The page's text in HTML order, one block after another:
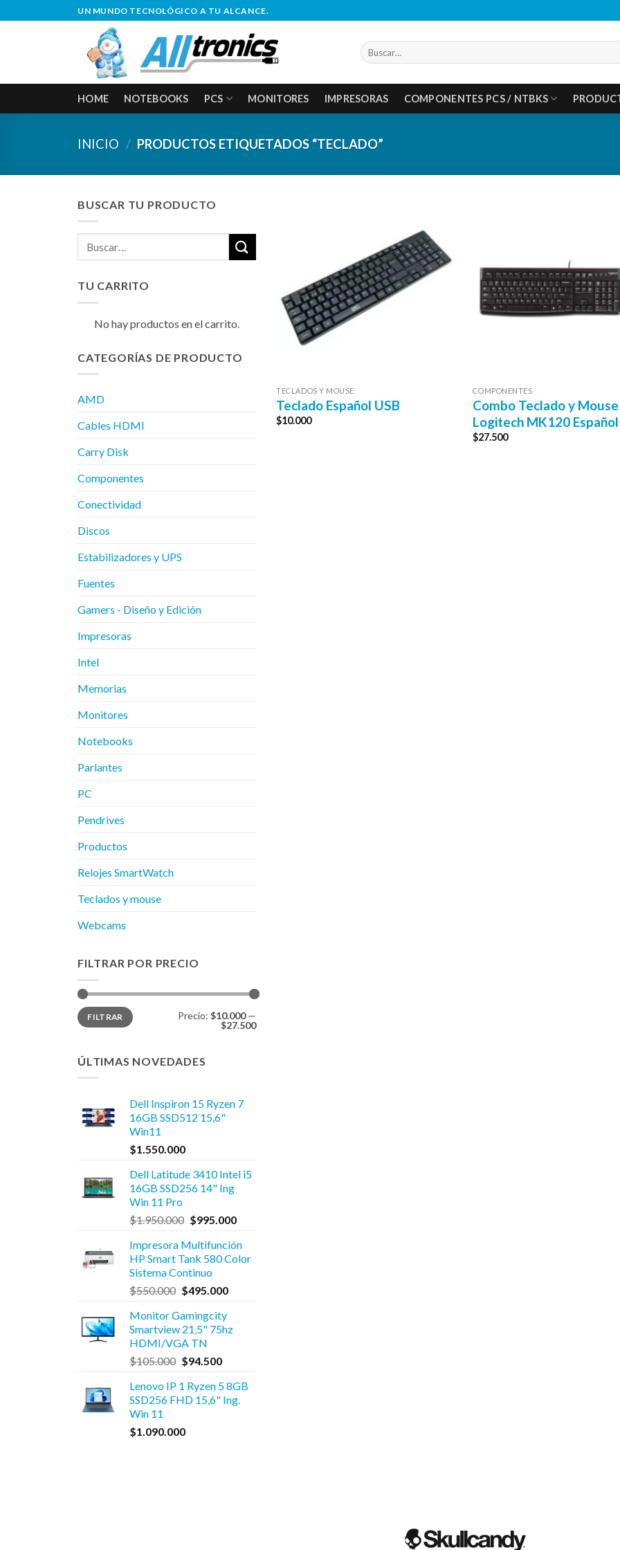
al
UN MUNDO TECNOLÓGICO A TU ALCANCE.
Buscar
por:
HOME NOTEBOOKS PCS MONITORES IMPRESORAS COMPONENTES PCS / NTBKS
INICIO / PRODUCTOS ETIQUETADOS “TECLADO”
BUSCAR TU PRODUCTO
Buscar
por:
TU CARRITO
No hay productos en el carrito.
CATEGORÍAS DE PRODUCTO
AMD
Cables HDMI
Carry Disk
Componentes
Conectividad
Discos
Estabilizadores y UPS
Fuentes
Gamers - Diseño y Edición
Impresoras
Intel
Memorias
Monitores
Notebooks
Parlantes
PC
Pendrives
Productos
Relojes SmartWatch
Teclados y mouse
Webcams
FILTRAR POR PRECIO
Precio
mínimo
Precio
máximo
FILTRAR Precio: $10.000—
$27.500
ÚLTIMAS NOVEDADES
Dell Inspiron 15 Ryzen 7
16GB SSD512 15,6"
Win11
$1.550.000
Dell Latitude 3410 Intel i5
16GB SSD256 14" Ing
Win 11 Pro
$1.950.000 El
original
era:
$1.950.000.
$995.000El
actual
es:
Impresora Multifunción
HP Smart Tank 580 Color
Sistema Continuo
$550.000 El
original
era:
$550.000.
$495.000El
es:
Monitor Gamingcity
Smartview 21,5" 75hz
HDMI/VGA TN
$105.000 El
original
era:
$94.500El
actual
es:
Lenovo IP 1 Ryzen 5 8GB
SSD256 FHD 15,6" Ing.
Win 11
$1.090.000
TECLADOS Y MOUSE
Teclado Español USB
$10.000
COMPONENTES
Combo Teclado y
Logitech MK120 Español
$27.500